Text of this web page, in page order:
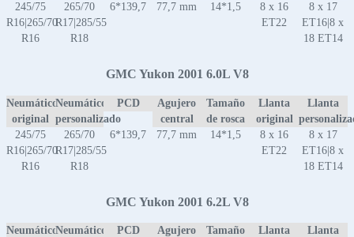
245/75
R16|265/70
R16
265/70
R17|285/55
R18
6*139,7 77,7 mm 14*1,5
8 x 16
ET22
8 x 17
ET16|8 x
18 ET14
GMC Yukon 2001 6.0L V8
Neumático
original
Neumático
personalizado
PCD
Agujero
central
Tamaño
de rosca
Llanta
original
Llanta
245/75
R16|265/70
R16
265/70
R17|285/55
R18
6*139,7 77,7 mm 14*1,5
8 x 16
ET22
8 x 17
ET16|8 x
18 ET14
GMC Yukon 2001 6.2L V8
NeumáticoNeumático
PCD
Agujero
Tamaño
Llanta
Llanta